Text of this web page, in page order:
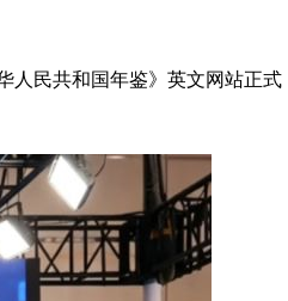
人民共和国年鉴》英文网站正式